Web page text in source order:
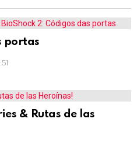
portas
& Rutas de las